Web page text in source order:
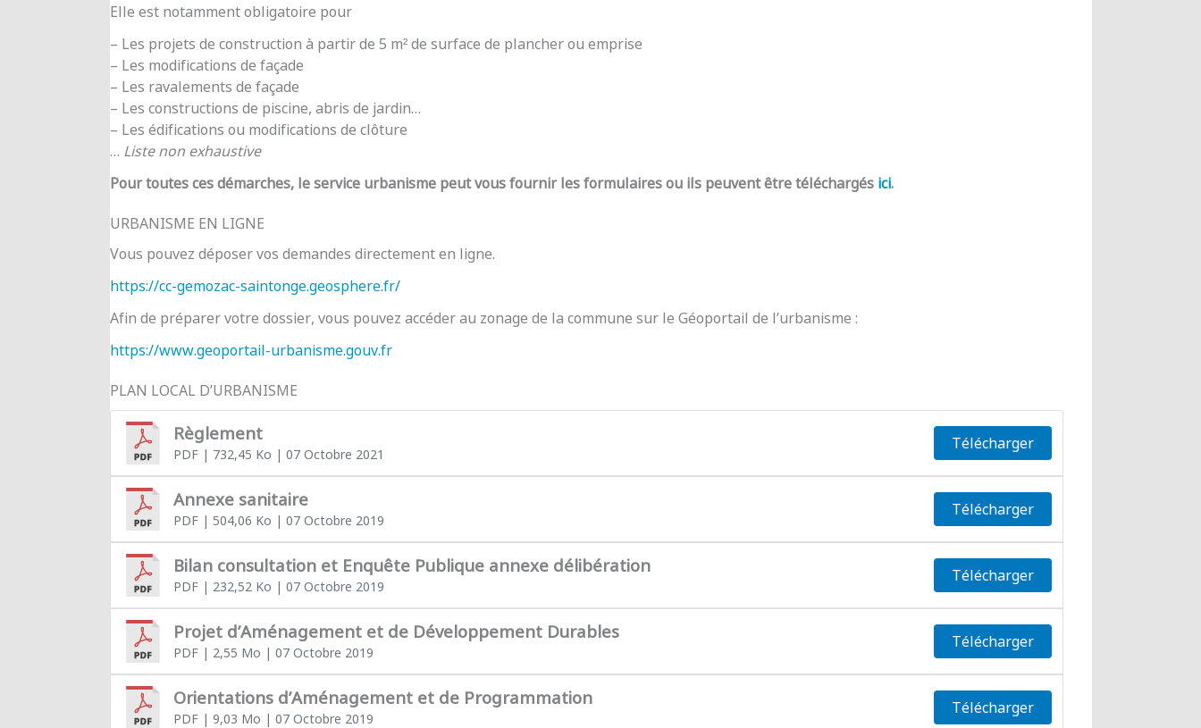
Elle est notamment obligatoire pour
– Les projets de construction à partir de 5 m² de surface de plancher ou emprise
– Les modifications de façade
– Les ravalements de façade
– Les constructions de piscine, abris de jardin…
– Les édifications ou modifications de clôture
… Liste non exhaustive
Pour toutes ces démarches, le service urbanisme peut vous fournir les formulaires ou ils peuvent être téléchargés ici.
URBANISME EN LIGNE
Vous pouvez déposer vos demandes directement en ligne.
https://cc-gemozac-saintonge.geosphere.fr/
Afin de préparer votre dossier, vous pouvez accéder au zonage de la commune sur le Géoportail de l’urbanisme :
https://www.geoportail-urbanisme.gouv.fr
PLAN LOCAL D’URBANISME
Règlement
PDF| 732,45 Ko | 07 Octobre 2021
Télécharger
Annexe sanitaire
PDF| 504,06 Ko | 07 Octobre 2019
Télécharger
Bilan consultation et Enquête Publique annexe délibération
PDF| 232,52 Ko | 07 Octobre 2019
Télécharger
Projet d’Aménagement et de Développement Durables
PDF| 2,55 Mo | 07 Octobre 2019
Télécharger
Orientations d’Aménagement et de Programmation
PDF| 9,03 Mo | 07 Octobre 2019
Télécharger